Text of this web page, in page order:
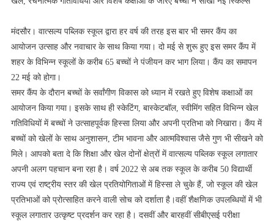
हुनर
निखारने
का
मंदसौर। वात्सल्य पब्लिक स्कूल द्वारा हर वर्ष की तरह इस बार भी समर कैंप का
आयोजन उत्साह और नवाचार के साथ किया गया। दो मई से शुरू हुए इस समर कैंप में
शहर के विभिन्न स्कूलों के करीब 65 बच्चों ने पंजीयन कर भाग लिया। कैंप का समापन
22 मई को होगा।
समर कैंप के दौरान बच्चों के सर्वांगीण विकास को ध्यान में रखते हुए विशेष कक्षाओं का
आयोजन किया गया। इसके साथ ही स्केटिंग, बास्केटबॉल, स्वीमिंग सहित विभिन्न खेल
गतिविधियों में बच्चों ने उत्साहपूर्वक हिस्सा लिया और अपनी प्रतिभा को निखारा। कैंप में
बच्चों को खेलों के साथ अनुशासन, टीम भावना और आत्मविश्वास जैसे गुण भी सीखने को
मिले। आपको बता दे कि शिक्षा और खेल दोनों क्षेत्रों में वात्सल्य पब्लिक स्कूल लगातार
अपनी अलग पहचान बना रहा है। वर्ष 2022 से अब तक स्कूल के करीब 50 विद्यार्थी
राज्य एवं राष्ट्रीय स्तर की खेल प्रतियोगिताओं में हिस्सा ले चुके हैं, जो स्कूल की खेल
प्रतिभाओं को प्रोत्साहित करने वाली सोच को दर्शाता है।वहीं शैक्षणिक उपलब्धियों में भी
स्कूल लगातार उत्कृष्ट प्रदर्शन कर रहा है। दसवीं और बारहवीं सीबीएसई परीक्षा